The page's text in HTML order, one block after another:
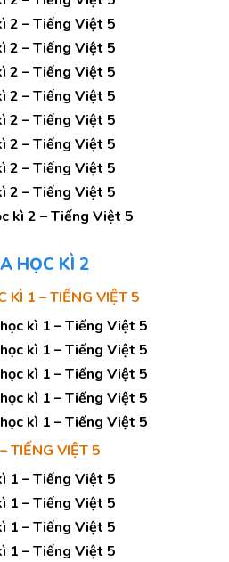
2 – Tiếng Việt 5
2 – Tiếng Việt 5
2 – Tiếng Việt 5
2 – Tiếng Việt 5
2 – Tiếng Việt 5
2 – Tiếng Việt 5
2 – Tiếng Việt 5
2 – Tiếng Việt 5
kì 2 – Tiếng Việt 5
HỌC KÌ 2
KÌ 1 – TIẾNG VIỆT 5
kì 1 – Tiếng Việt 5
kì 1 – Tiếng Việt 5
kì 1 – Tiếng Việt 5
kì 1 – Tiếng Việt 5
kì 1 – Tiếng Việt 5
TIẾNG VIỆT 5
1 – Tiếng Việt 5
1 – Tiếng Việt 5
1 – Tiếng Việt 5
1 – Tiếng Việt 5